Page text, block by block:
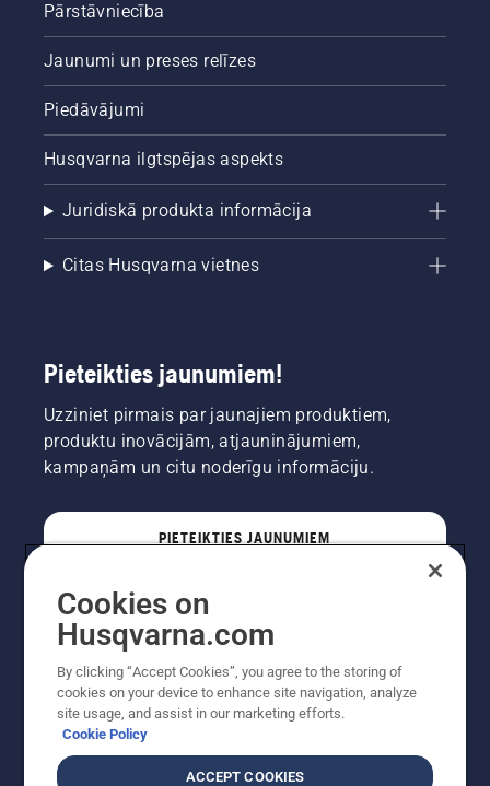
Pārstāvniecība
Jaunumi un preses relīzes
Piedāvājumi
Husqvarna ilgtspējas aspekts
Juridiskā produkta informācija
Citas Husqvarna vietnes
Pieteikties jaunumiem!
Uzziniet pirmais par jaunajiem produktiem,
produktu inovācijām, atjauninājumiem,
kampaņām un citu noderīgu informāciju.
PIETEIKTIES JAUNUMIEM
Cookies on
Husqvarna.com
By clicking “Accept Cookies”, you agree to the storing of
cookies on your device to enhance site navigation, analyze
site usage, and assist in our marketing efforts.
Cookie Policy
ACCEPT COOKIES